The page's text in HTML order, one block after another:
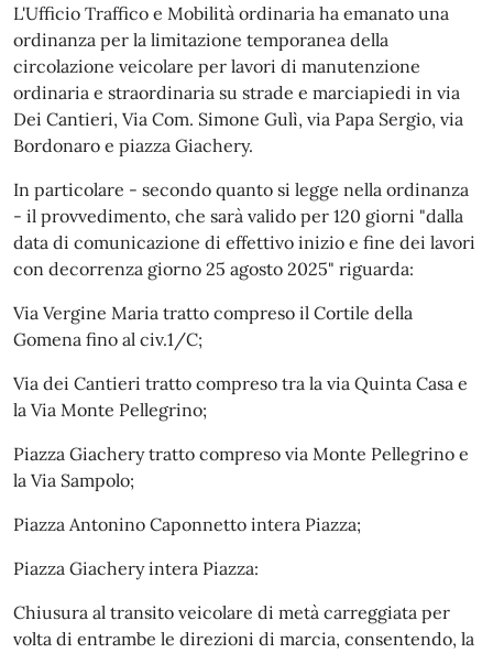
L'Ufficio Traffico e Mobilità ordinaria ha emanato una
ordinanza per la limitazione temporanea della
circolazione veicolare per lavori di manutenzione
ordinaria e straordinaria su strade e marciapiedi in via
Dei Cantieri, Via Com. Simone Gulì, via Papa Sergio, via
Bordonaro e piazza Giachery.
In particolare - secondo quanto si legge nella ordinanza
- il provvedimento, che sarà valido per 120 giorni "dalla
data di comunicazione di effettivo inizio e fine dei lavori
con decorrenza giorno 25 agosto 2025" riguarda:
Via Vergine Maria tratto compreso il Cortile della
Gomena fino al civ.1/C;
Via dei Cantieri tratto compreso tra la via Quinta Casa e
la Via Monte Pellegrino;
Piazza Giachery tratto compreso via Monte Pellegrino e
la Via Sampolo;
Piazza Antonino Caponnetto intera Piazza;
Piazza Giachery intera Piazza:
Chiusura al transito veicolare di metà carreggiata per
volta di entrambe le direzioni di marcia, consentendo, la